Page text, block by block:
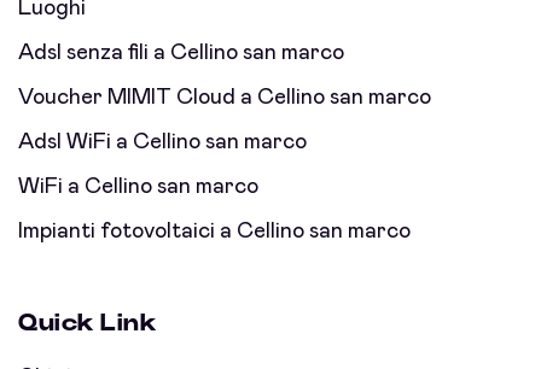
Luoghi
Adsl senza fili a Cellino san marco
Voucher MIMIT Cloud a Cellino san marco
Adsl WiFi a Cellino san marco
WiFi a Cellino san marco
Impianti fotovoltaici a Cellino san marco
Quick Link